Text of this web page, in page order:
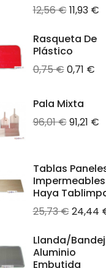
Precio
12,56 €Precio
11,93 €
Rasqueta De
Plástico
Precio
0,75 €Precio
0,71 €
Pala Mixta
Precio
96,01 €Precio
91,21 €
Tablas
Impermeables
Haya
Precio
25,73 €Precio
24,44
Llanda/
Aluminio
Embutida